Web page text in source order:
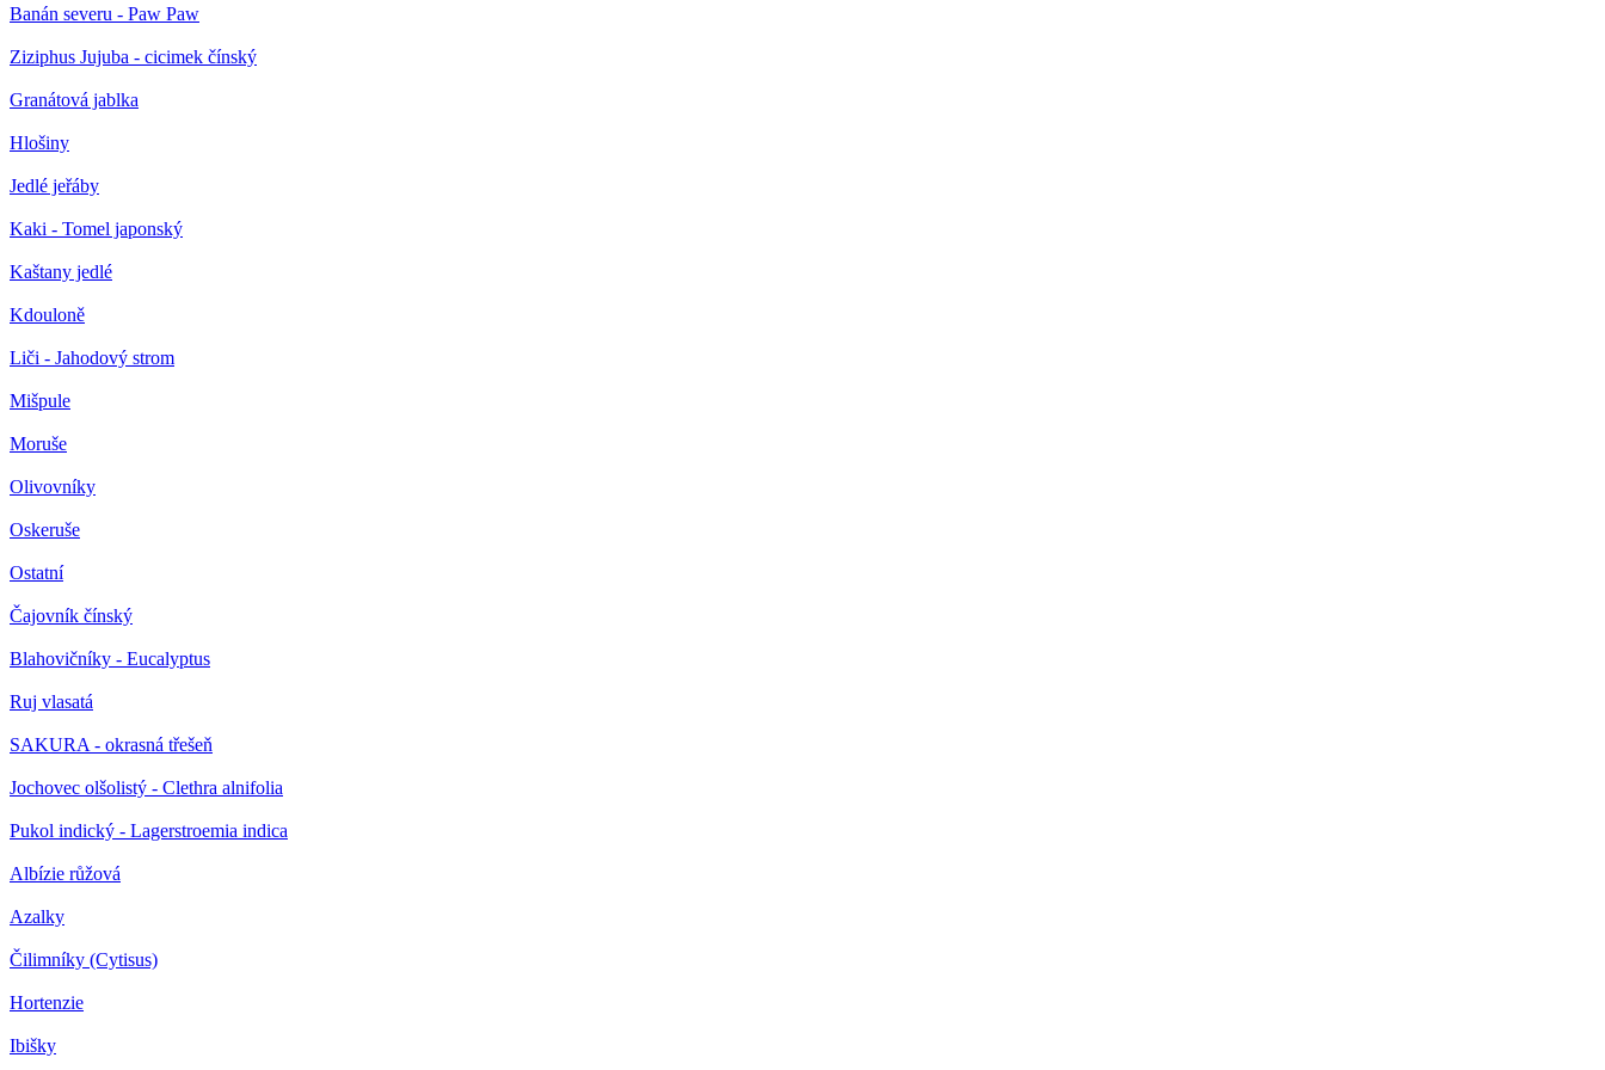
Banán severu - Paw Paw
Ziziphus Jujuba - cicimek čínský
Granátová jablka
Hlošiny
Jedlé jeřáby
Kaki - Tomel japonský
Kaštany jedlé
Kdouloně
Liči - Jahodový strom
Mišpule
Moruše
Olivovníky
Oskeruše
Ostatní
Čajovník čínský
Blahovičníky - Eucalyptus
Ruj vlasatá
SAKURA - okrasná třešeň
Jochovec olšolistý - Clethra alnifolia
Pukol indický - Lagerstroemia indica
Albízie růžová
Azalky
Čilimníky (Cytisus)
Hortenzie
Ibišky